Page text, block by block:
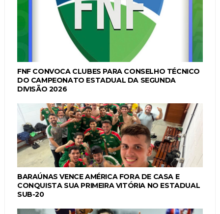
FNF CONVOCA CLUBES PARA CONSELHO TÉCNICO
DO CAMPEONATO ESTADUAL DA SEGUNDA
DIVISÃO 2026
BARAÚNAS VENCE AMÉRICA FORA DE CASA E
CONQUISTA SUA PRIMEIRA VITÓRIA NO ESTADUAL
SUB-20